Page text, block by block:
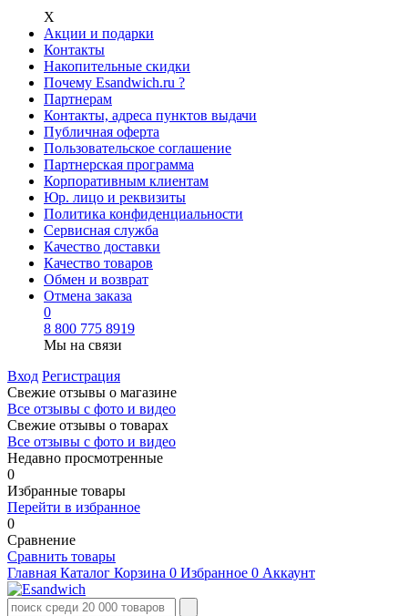
Х
Акции и подарки
Контакты
Накопительные скидки
Почему Esandwich.ru ?
Партнерам
Контакты, адреса пунктов выдачи
Публичная оферта
Пользовательское соглашение
Партнерская программа
Корпоративным клиентам
Юр. лицо и реквизиты
Политика конфиденциальности
Сервисная служба
Качество доставки
Качество товаров
Обмен и возврат
Отмена заказа
0
8 800 775 8919
Мы на связи
Вход Регистрация
Свежие отзывы о магазине
Все отзывы с фото и видео
Свежие отзывы о товарах
Все отзывы c фото и видео
Недавно просмотренные
0
Избранные товары
Перейти в избранное
0
Сравнение
Сравнить товары
Главная Каталог Корзина 0 Избранное 0 Аккаунт